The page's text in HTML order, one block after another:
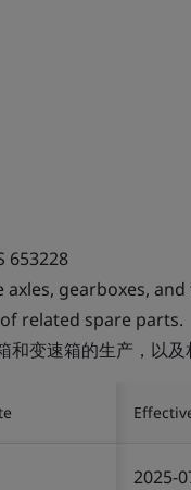
653228
gearboxes,
related spare parts.
变速箱的生产，以及
2025-